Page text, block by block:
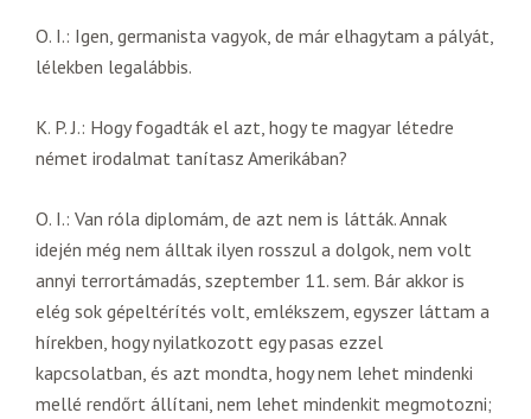
O. I.: Igen, germanista vagyok, de már elhagytam a pályát,
lélekben legalábbis.
K. P. J.: Hogy fogadták el azt, hogy te magyar létedre
német irodalmat tanítasz Amerikában?
O. I.: Van róla diplomám, de azt nem is látták. Annak
idején még nem álltak ilyen rosszul a dolgok, nem volt
annyi terrortámadás, szeptember 11. sem. Bár akkor is
elég sok gépeltérítés volt, emlékszem, egyszer láttam a
hírekben, hogy nyilatkozott egy pasas ezzel
kapcsolatban, és azt mondta, hogy nem lehet mindenki
mellé rendőrt állítani, nem lehet mindenkit megmotozni;